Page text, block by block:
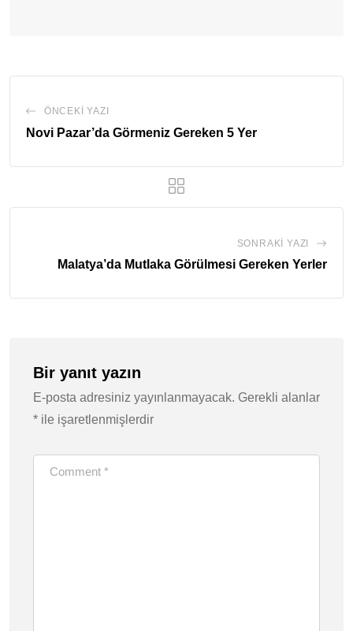
ÖNCEKI YAZI
Novi Pazar’da Görmeniz Gereken 5 Yer
SONRAKI YAZI
Malatya’da Mutlaka Görülmesi Gereken Yerler
Bir yanıt yazın
E-posta adresiniz yayınlanmayacak. Gerekli alanlar
* ile işaretlenmişlerdir